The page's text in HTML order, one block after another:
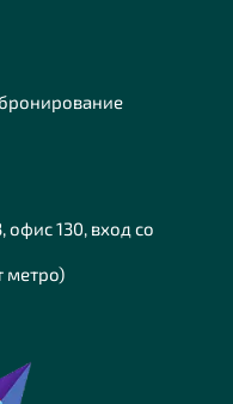
бронирование
офис 130, вход со
метро)